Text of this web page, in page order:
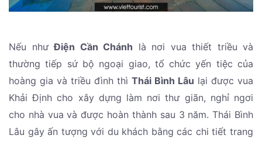
Nếu nhưĐiện Cần Chánh là nơi vua thiết triều và
thường tiếp sứ bộ ngoại giao, tổ chức yến tiệc của
hoàng gia và triều đình thì Thái Bình Lâu lại được vua
Khải Định cho xây dựng làm nơi thư giãn, nghỉ ngơi
cho nhà vua và được hoàn thành sau 3 năm. Thái Bình
Lâu gây ấn tượng với du khách bằng các chi tiết trang